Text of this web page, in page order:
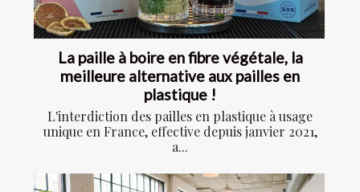
La paille à boire en fibre végétale, la
meilleure alternative aux pailles en
plastique !
L'interdiction des pailles en plastique à usage
unique en France, effective depuis janvier 2021,
a...